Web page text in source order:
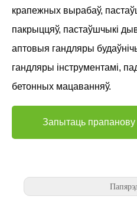
крапежных вырабаў,
пакрыццяў, пастаўшчыкі
аптовыя гандляры
гандляры інструментамі,
бетонных мацаванняў.
Запытаць